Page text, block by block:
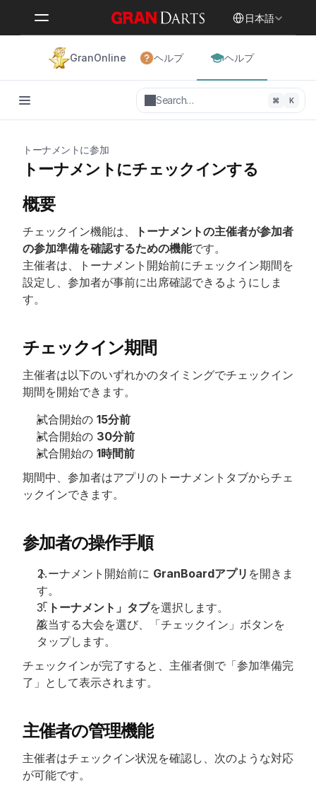
日本語
GranOnline ヘルプ ヘルプ
Search… ⌘ K
トーナメントに参加
トーナメントにチェックインする
概要
チェックイン機能は、
トーナメントの主催者が参加者
の参加準備を確認するための機能です。
主催者は、トーナメント開始前にチェックイン期間を
設定し、参加者が事前に出席確認できるようにしま
す。
チェックイン期間
主催者は以下のいずれかのタイミングでチェックイン
期間を開始できます。
試合開始の 15分前
試合開始の 30分前
試合開始の 1時間前
期間中、参加者はアプリのトーナメントタブからチェ
ックインできます。
参加者の操作手順
トーナメント開始前に GranBoardアプリ を開きま
す。
「トーナメント」タブを選択します。
該当する大会を選び、「チェックイン」ボタンを
タップします。
チェックインが完了すると、主催者側で「参加準備完
了」として表示されます。
主催者の管理機能
主催者はチェックイン状況を確認し、次のような対応
が可能です。